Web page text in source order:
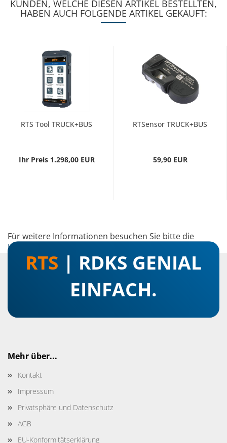
KUNDEN, WELCHE DIESEN ARTIKEL BESTELLTEN,
HABEN AUCH FOLGENDE ARTIKEL GEKAUFT:
RTS Tool TRUCK+BUS
Ihr Preis 1.298,00 EUR
RTSensor TRUCK+BUS
59,90 EUR
Für weitere Informationen besuchen Sie bitte die
Homepage
RTS | RDKS GENIAL
EINFACH.
Mehr über...
Kontakt
Impressum
Privatsphäre und Datenschutz
AGB
EU-Konformitätserklärung